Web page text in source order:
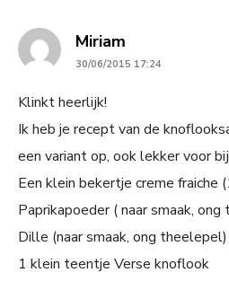
Miriam
30/06/2015 17:24
Klinkt heerlijk!
Ik heb je recept van de
een variant op, ook lekker voor
Een klein bekertje creme fraiche
Paprikapoeder ( naar smaak,
Dille (naar smaak, ong theelepel)
1 klein teentje Verse knoflook